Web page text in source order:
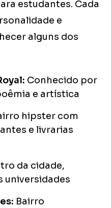
estudantes. Cada
e
alguns dos
Conhecido por
e artística
hipster com
e livrarias
da cidade,
universidades
Bairro